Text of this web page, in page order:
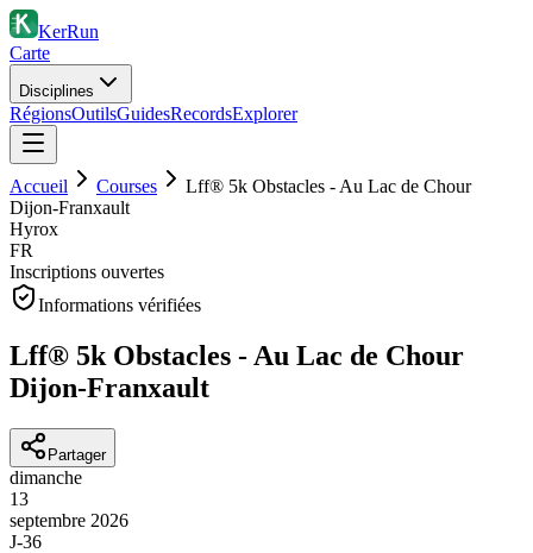
KerRun
Carte
Disciplines
RégionsOutilsGuidesRecordsExplorer
Accueil Courses
Lff® 5k Obstacles - Au Lac de Chour
Dijon-Franxault
Hyrox
FR
Inscriptions ouvertes
Informations vérifiées
Lff® 5k Obstacles - Au Lac de Chour
Dijon-Franxault
Partager
dimanche
13
septembre 2026
J-36